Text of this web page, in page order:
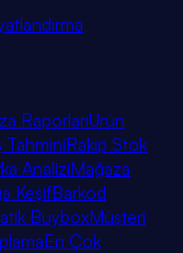
RaporlarıÜrün
TahminiRakip Stok
AnaliziMağaza
KeşifBarkod
BuyboxMüşteri
En Çok